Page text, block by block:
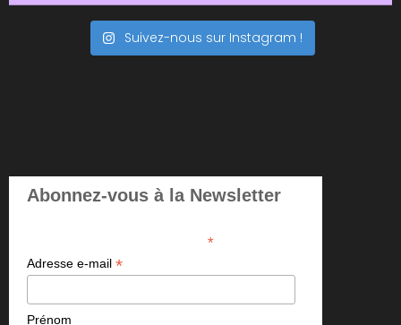
Suivez-nous sur Instagram !
Abonnez-vous à la Newsletter
*indicates required
Adresse e-mail *
Prénom